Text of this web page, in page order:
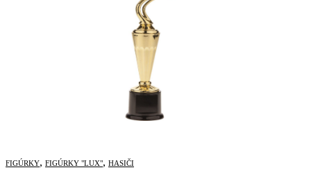
FIGÚRKY, FIGÚRKY "LUX", HASIČI